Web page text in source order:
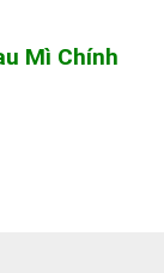
Mì Chính